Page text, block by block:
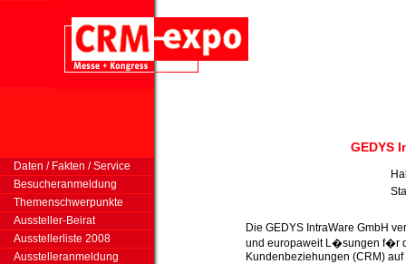
Daten / Fakten / Service
Besucheranmeldung
Themenschwerpunkte
Aussteller-Beirat
Ausstellerliste 2008
Ausstelleranmeldung
GEDYS
Die GEDYS IntraWare GmbH
und europaweit L�sungen f�r
Kundenbeziehungen (CRM)